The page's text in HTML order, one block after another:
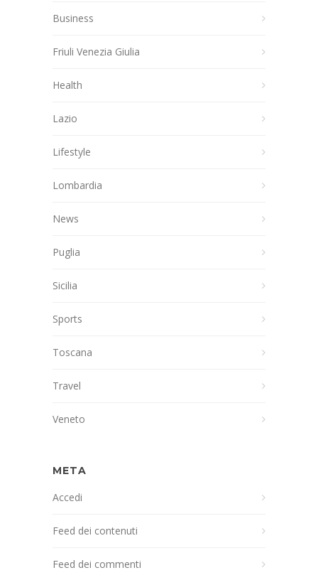
Business
Friuli Venezia Giulia
Health
Lazio
Lifestyle
Lombardia
News
Puglia
Sicilia
Sports
Toscana
Travel
Veneto
META
Accedi
Feed dei contenuti
Feed dei commenti